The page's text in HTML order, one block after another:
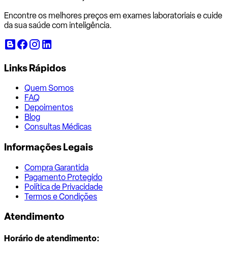
Encontre os melhores preços em exames laboratoriais e cuide
da sua saúde com inteligência.
Links Rápidos
Quem Somos
FAQ
Depoimentos
Blog
Consultas Médicas
Informações Legais
Compra Garantida
Pagamento Protegido
Política de Privacidade
Termos e Condições
Atendimento
Horário de atendimento: